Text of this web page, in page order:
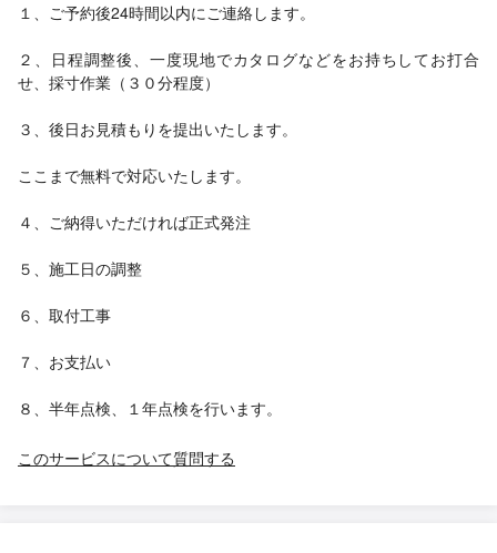
１、ご予約後24時間以内にご連絡します。
２、日程調整後、一度現地でカタログなどをお持ちしてお打合
せ、採寸作業（３０分程度）
３、後日お見積もりを提出いたします。
ここまで無料で対応いたします。
４、ご納得いただければ正式発注
５、施工日の調整
６、取付工事
７、お支払い
８、半年点検、１年点検を行います。
このサービスについて質問する